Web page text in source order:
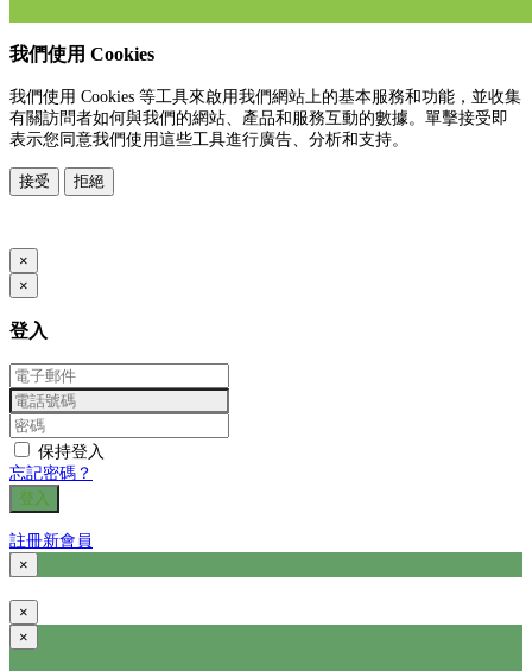
我們使用 Cookies
我們使用 Cookies 等工具來啟用我們網站上的基本服務和功能，並收集
有關訪問者如何與我們的網站、產品和服務互動的數據。單擊接受即
表示您同意我們使用這些工具進行廣告、分析和支持。
接受 拒絕
×
×
登入
保持登入
忘記密碼？
登入
註冊新會員
×
×
×